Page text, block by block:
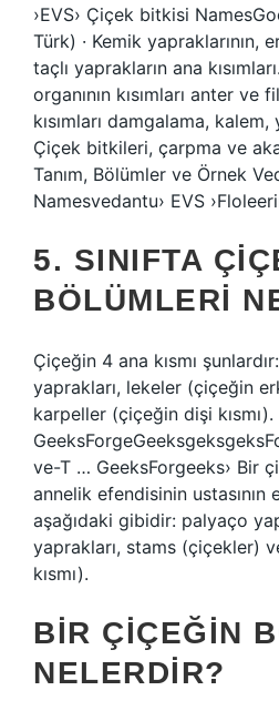
›EVS› Çiçek bitkisi
Türk) · Kemik yapraklarının,
taçlı yaprakların ana
organının kısımları anter ve
kısımları damgalama,
Çiçek bitkileri, çarpma ve
Tanım, Bölümler ve Örnek
Namesvedantu› EVS
5. SINIFTA
BÖLÜMLERI
Çiçeğin 4 ana kısmı
yaprakları, lekeler (çiçeğin
karpeller (çiçeğin dişi kısmı).
ve-T … GeeksForgeeks› Bir
annelik efendisinin ustasının
aşağıdaki gibidir: palyaço
yaprakları, stams (çiçekler)
kısmı).
BIR ÇIÇEĞIN
NELERDIR?